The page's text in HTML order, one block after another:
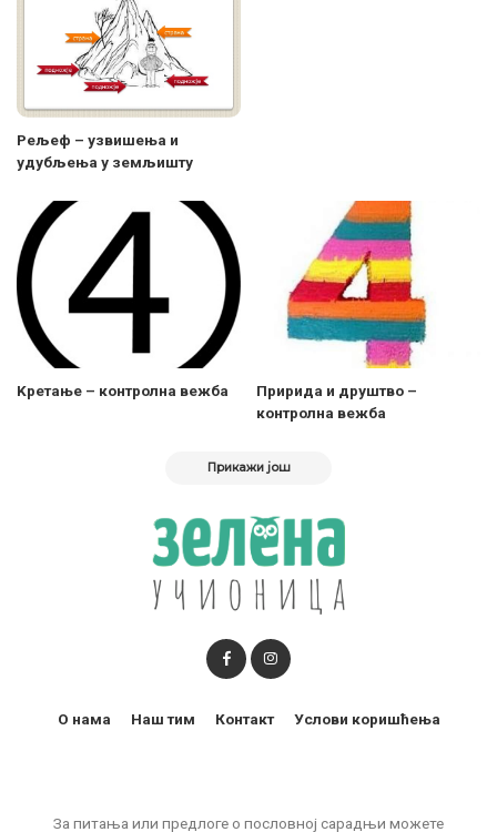
Рељеф – узвишења и
удубљења у земљишту
Kретање – контролна вежба
Пририда и друштво –
контролна вежба
Прикажи још
За питања или предлоге о пословној сарадњи можете
О нама Наш тим Контакт Услови коришћења